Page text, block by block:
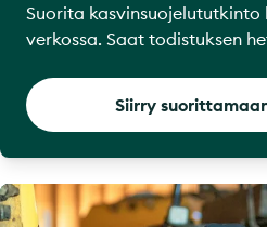
Suorita kasvinsuojelututkinto
verkossa. Saat todistuksen
Siirry